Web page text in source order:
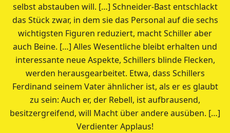
selbst abstauben will. […] Schneider-Bast entschlackt
das Stück zwar, in dem sie das Personal auf die sechs
wichtigsten Figuren reduziert, macht Schiller aber
auch Beine. […] Alles Wesentliche bleibt erhalten und
interessante neue Aspekte, Schillers blinde Flecken,
werden herausgearbeitet. Etwa, dass Schillers
Ferdinand seinem Vater ähnlicher ist, als er es glaubt
zu sein: Auch er, der Rebell, ist aufbrausend,
besitzergreifend, will Macht über andere ausüben. […]
Verdienter Applaus!